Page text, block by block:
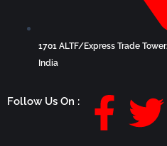
1701 ALTF/Express Trade
India
Follow Us On :
F T